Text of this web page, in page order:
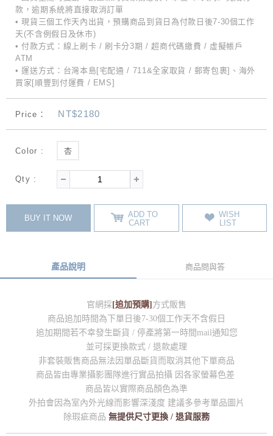
款，逾期系統將直接取消訂單
• 現貨三個工作天內出貨，預購商品到貨日為付款日後7-30個工作
天(不含例假日及休市)
• 付款方式：線上刷卡 / 刷卡分3期 / 超商代碼繳費 / 虛擬帳戶
ATM
• 運送方式：台灣本島[宅配通 / 711&全家取貨 / 郵寄包裹]、海外
買家[順豐到付運費 / EMS]
Price： NT$2180
Color : 杏
Qty :
BUY IT NOW
ADD TO
CART
WISH
LIST
產品說明 商品問與答
官網採 [追加預購] 方式販售
商品追加時間為下單日後7-30個工作天不含假日
追加期間若不幸發生斷貨 / 停產將第一時間mail通知您
並可採更換款式 / 退款處理
非套裝販售商品無法因單品斷貨而取消其他下單商品
商品皆由專業攝影團隊進行實品拍攝 因各家螢幕色差
商品皆以實際商品顏色為準
外拍會因為室內外光線而影響深淺度 建議多參考單品圖片
除瑕疵商品 無提供尺寸更換 / 退貨服務